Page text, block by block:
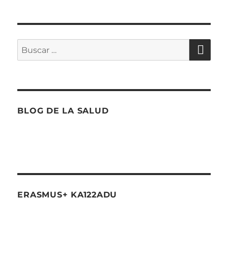
entradas
NA
Buscar
por:
BLOG DE LA SALUD
ERASMUS+ KA122ADU